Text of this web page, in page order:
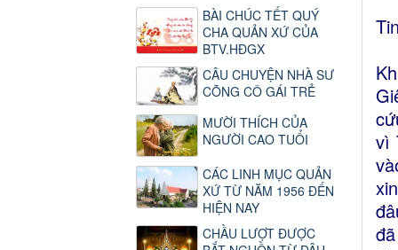
vì
BÀI CHÚC TẾT QUÝ
CHA QUẢN XỨ CỦA
BTV.HĐGX
CÂU CHUYỆN NHÀ SƯ
CÕNG CÔ GÁI TRẺ
MƯỜI THÍCH CỦA
NGƯỜI CAO TUỔI
CÁC LINH MỤC QUẢN
XỨ TỪ NĂM 1956 ĐẾN
HIỆN NAY
CHẦU LƯỢT ĐƯỢC